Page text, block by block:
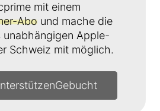
mit einem
Abo und mache die
unabhängigen Apple-
Schweiz mit möglich.